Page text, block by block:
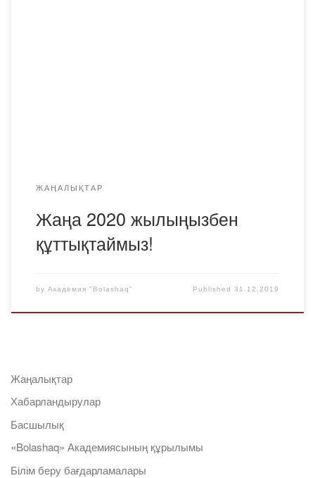
ЖАҢАЛЫҚТАР
Жаңа 2020 жылыңызбен
құттықтаймыз!
by Академия "Bolashaq" Published31.12.2019
Жаңалықтар
Хабарландырулар
Басшылық
«Bolashaq» Академиясының құрылымы
Білім беру бағдарламалары